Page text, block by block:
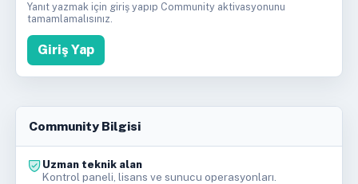
Yanıt yazmak için giriş yapıp Community aktivasyonunu
tamamlamalısınız.
Giriş Yap
Community Bilgisi
Uzman teknik alan
Kontrol paneli, lisans ve sunucu operasyonları.